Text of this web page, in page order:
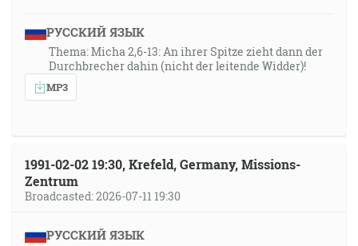
РУССКИЙ ЯЗЫК
Thema: Micha 2,6-13: An ihrer Spitze zieht dann der
Durchbrecher dahin (nicht der leitende Widder)!
MP3
1991-02-02 19:30, Krefeld, Germany, Missions-
Zentrum
Broadcasted: 2026-07-11 19:30
РУССКИЙ ЯЗЫК